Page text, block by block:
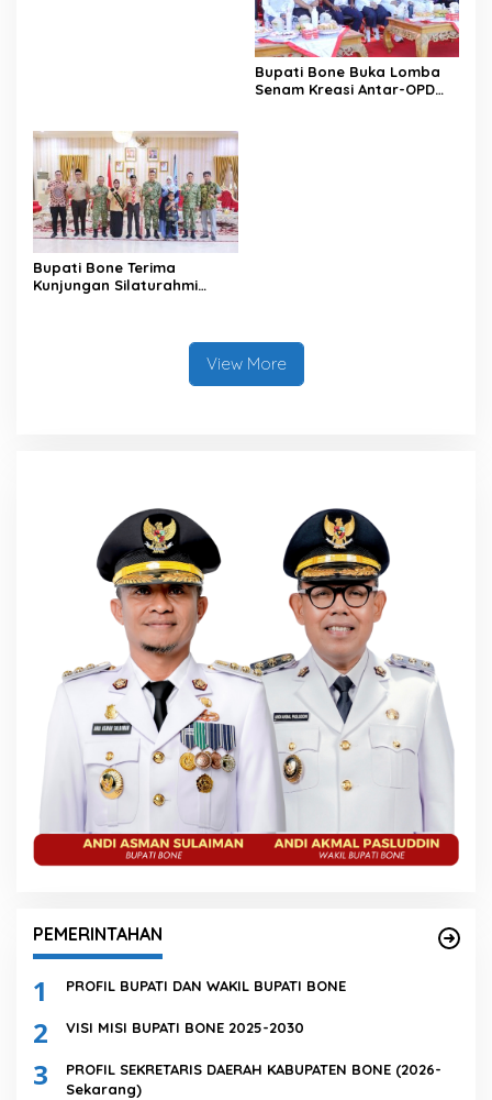
Bupati Bone Buka Lomba
Senam Kreasi Antar-OPD
Bupati Bone Terima
Kunjungan Silaturahmi
View More
PEMERINTAHAN
1 PROFIL BUPATI DAN WAKIL BUPATI BONE
2 VISI MISI BUPATI BONE 2025-2030
3
PROFIL SEKRETARIS DAERAH KABUPATEN BONE (2026-
Sekarang)